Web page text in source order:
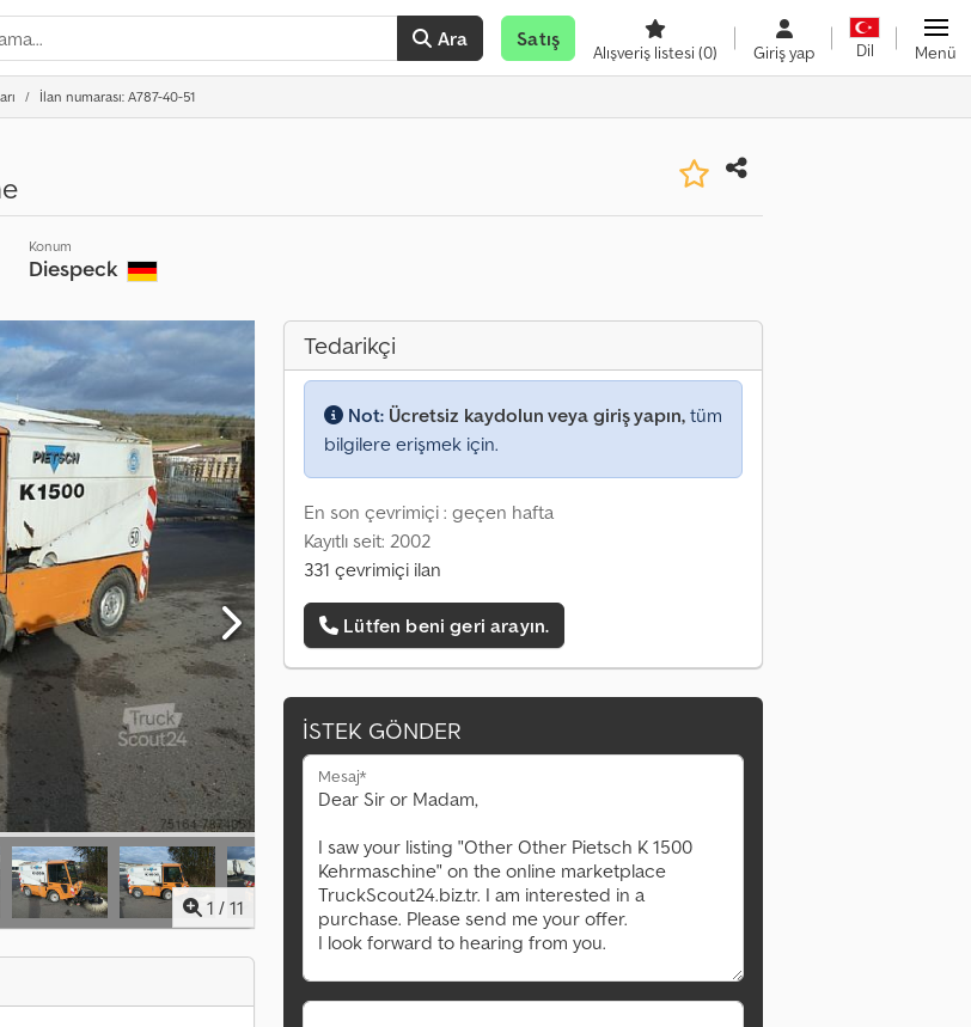
Ara Satış
Alışveriş listesi (0) Giriş yap Dil Menü
İlan numarası: A787-40-51
Konum
Diespeck
1 / 11
Tedarikçi
Not: Ücretsiz kaydolun veya giriş yapın, tüm
bilgilere erişmek için.
En son çevrimiçi : geçen hafta
Kayıtlı seit: 2002
331 çevrimiçi ilan
Lütfen beni geri arayın.
İSTEK GÖNDER
Mesaj*